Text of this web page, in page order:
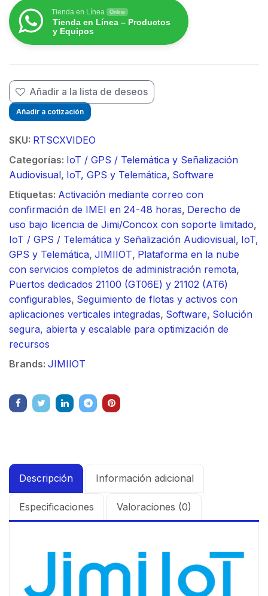
Tienda en Línea Online
Tienda en Línea – Productos
y Equipos
Añadir a la lista de deseos
Añadir a cotización
SKU: RTSCXVIDEO
Categorías: IoT / GPS / Telemática y Señalización
Audiovisual, IoT, GPS y Telemática, Software
Etiquetas: Activación mediante correo con
confirmación de IMEI en 24-48 horas, Derecho de
uso bajo licencia de Jimi/Concox con soporte limitado,
IoT / GPS / Telemática y Señalización Audiovisual, IoT,
GPS y Telemática, JIMIIOT, Plataforma en la nube
con servicios completos de administración remota,
Puertos dedicados 21100 (GT06E) y 21102 (AT6)
configurables, Seguimiento de flotas y activos con
aplicaciones verticales integradas, Software, Solución
segura, abierta y escalable para optimización de
recursos
Brands: JIMIIOT
Descripción Información adicional
Especificaciones Valoraciones (0)